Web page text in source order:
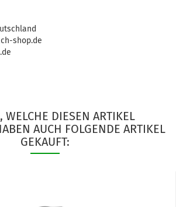
shop.de
WELCHE DIESEN ARTIKEL
AUCH FOLGENDE ARTIKEL
GEKAUFT: